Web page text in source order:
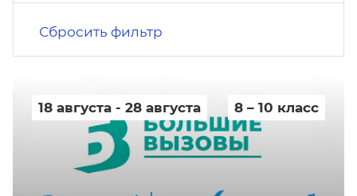
Сбросить фильтр
18 августа - 28 августа 8 – 10 класс